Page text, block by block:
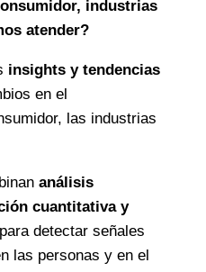
industrias
atender?
insights y tendencias
en el
las industrias
análisis
cuantitativa y
detectar señales
las personas y en el